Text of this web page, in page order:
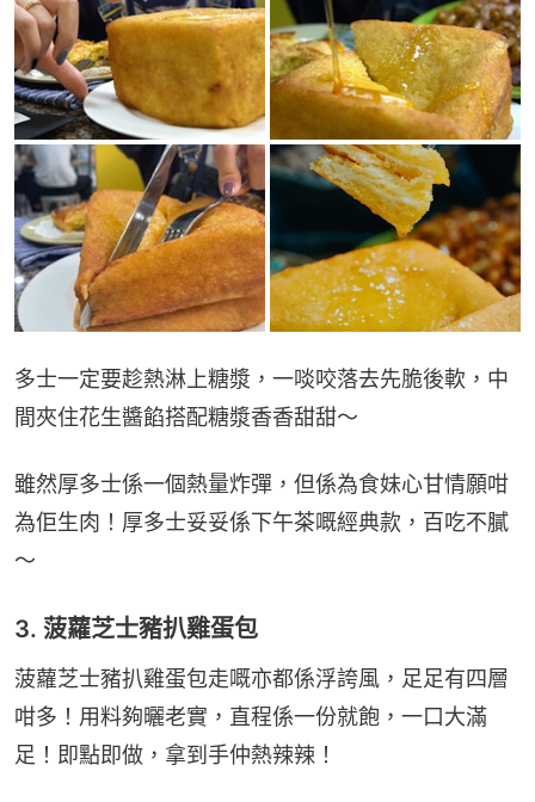
多士一定要趁熱淋上糖漿，一啖咬落去先脆後軟，中
間夾住花生醬餡搭配糖漿香香甜甜～
雖然厚多士係一個熱量炸彈，但係為食妹心甘情願咁
為佢生肉！厚多士妥妥係下午茶嘅經典款，百吃不膩
～
3. 菠蘿芝士豬扒雞蛋包
菠蘿芝士豬扒雞蛋包走嘅亦都係浮誇風，足足有四層
咁多！用料夠曬老實，直程係一份就飽，一口大滿
足！即點即做，拿到手仲熱辣辣！